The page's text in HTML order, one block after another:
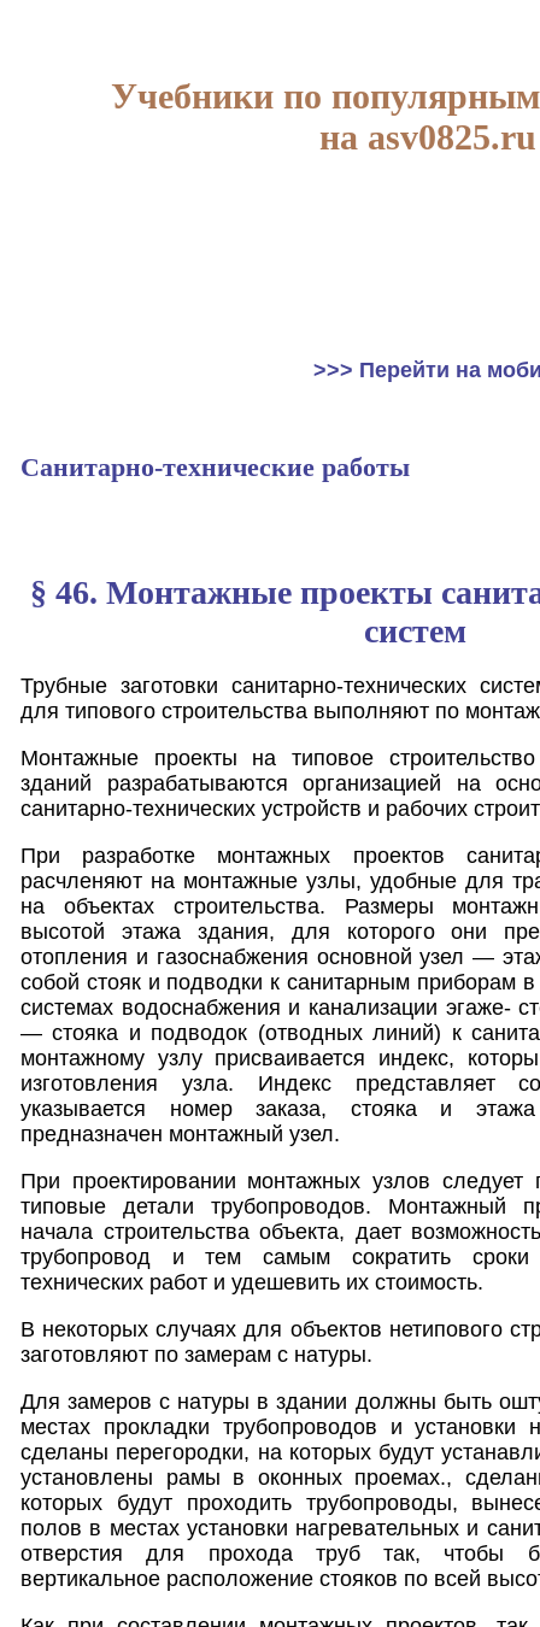
Учебники по
на asv0825.ru
>>> Перейти на
Санитарно-технические работы
§ 46. Монтажные проекты
систем
Трубные заготовки санитарно-технических
для типового строительства выполняют по
Монтажные проекты на типовое
зданий разрабатываются организацией на
санитарно-технических устройств и рабочих
При разработке монтажных проектов
расчленяют на монтажные узлы, удобные для
на объектах строительства. Размеры
высотой этажа здания, для которого они
отопления и газоснабжения основной узел —
собой стояк и подводки к санитарным приборам
системах водоснабжения и канализации эгаже-
— стояка и подводок (отводных линий) к
монтажному узлу присваивается индекс,
изготовления узла. Индекс
указывается номер заказа, стояка и
предназначен монтажный узел.
При проектировании монтажных узлов следует
типовые детали трубопроводов. Монтажный
начала строительства объекта, дает
трубопровод и тем самым сократить сроки
технических работ и удешевить их стоимость.
В некоторых случаях для объектов нетипового
заготовляют по замерам с натуры.
Для замеров с натуры в здании должны быть
местах прокладки трубопроводов и установки
сделаны перегородки, на которых будут
установлены рамы в оконных проемах.,
которых будут проходить трубопроводы,
полов в местах установки нагревательных и
отверстия для прохода труб так, чтобы
вертикальное расположение стояков по всей